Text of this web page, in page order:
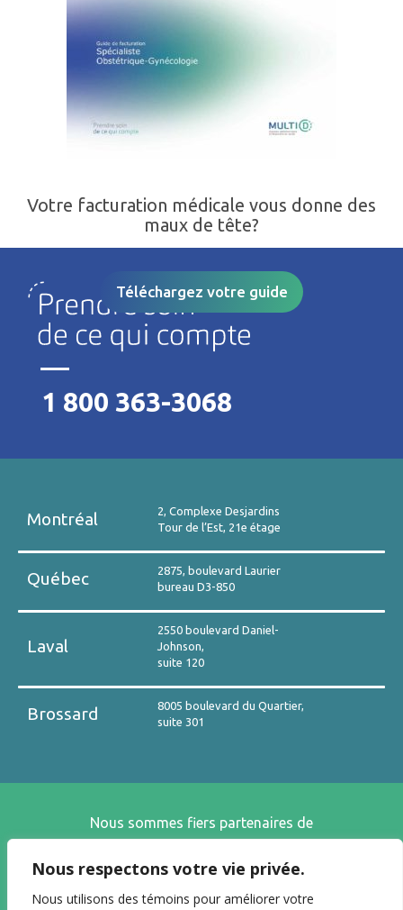
Nous respectons votre vie privée.
Nous utilisons des témoins pour améliorer votre
Votre facturation médicale vous donne des
maux de tête?
Téléchargez votre guide
1 800 363-3068
Montréal
2, Complexe Desjardins
Tour de l’Est, 21e étage
Québec
2875, boulevard Laurier
bureau D3-850
Laval
2550 boulevard Daniel-
Johnson,
suite 120
Brossard
8005 boulevard du Quartier,
suite 301
Nous sommes fiers partenaires de